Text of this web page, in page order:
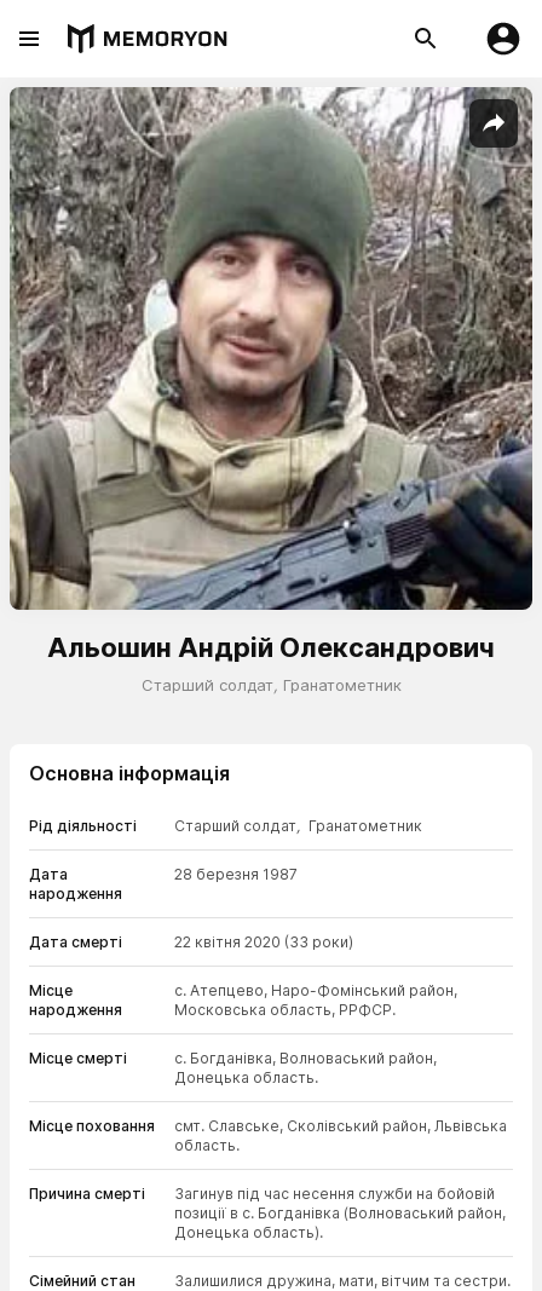
Альошин Андрій Олександрович
Старший солдат, Гранатометник
Основна інформація
Рід діяльності Старший солдат, Гранатометник
Дата
народження
28 березня 1987
Дата смерті 22 квітня 2020 (33 роки)
Місце
народження
с. Атепцево, Наро-Фомінський район,
Московська область, РРФСР.
Місце смерті
с. Богданівка, Волноваський район,
Донецька область.
Місце поховання
смт. Славське, Сколівський район, Львівська
область.
Причина смерті
Загинув під час несення служби на бойовій
позиції в с. Богданівка (Волноваський район,
Донецька область).
Сімейний стан Залишилися дружина, мати, вітчим та сестри.